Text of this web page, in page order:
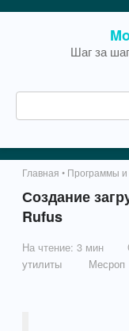
Шаг за
Главная • Программы и
Создание
Rufus
На чтение: 3 мин
утилиты
Месроп